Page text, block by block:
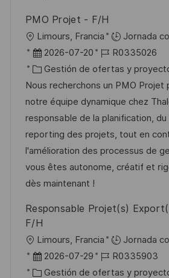
l
i
c
a
c
i
ó
n
PMO Projet - F/H
U
b
c
a
c
i
ó
n
Limours, Francia
Jornada
F
e
c
h
a
d
e
p
u
l
a
2026-07-20
I
D
d
e
e
m
p
l
R0335026
C
a
t
e
g
o
r
í
Gestión de ofertas y
Nous recherchons un PMO Projet
notre équipe dynamique chez
responsable de la planification,
reporting des projets, tout en
l'amélioration des processus de
vous êtes autonome, créatif et
dès maintenant !
Responsable Projet(s)
F/H
U
b
Limours, Francia
Jornada
F
e
2026-07-29
I
D
R0335903
C Gestión de ofertas y